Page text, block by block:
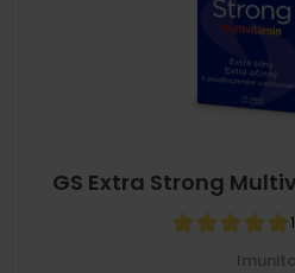
GS Extra Strong
Imunita